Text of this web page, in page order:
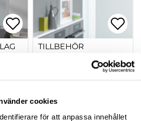
cookies
för att anpassa innehållet
TILLBEHÖR
Från 1 905,00 kr
inkl. moms